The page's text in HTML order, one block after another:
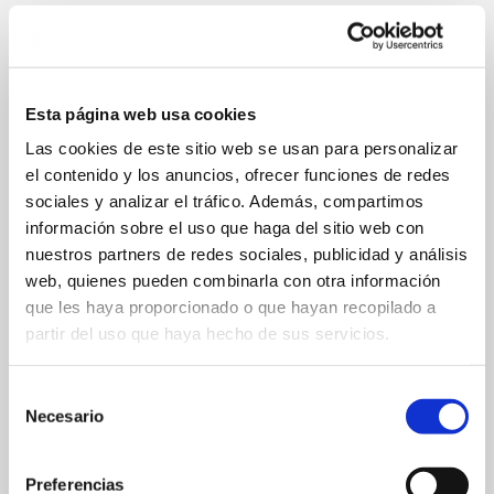
Esta página web usa cookies
Las cookies de este sitio web se usan para personalizar
el contenido y los anuncios, ofrecer funciones de redes
sociales y analizar el tráfico. Además, compartimos
información sobre el uso que haga del sitio web con
nuestros partners de redes sociales, publicidad y análisis
web, quienes pueden combinarla con otra información
que les haya proporcionado o que hayan recopilado a
partir del uso que haya hecho de sus servicios.
Necesario
Preferencias
LOS ESPACIOS Y SUS ARTISTAS
EDIFICIO DEL ENSANCHE (CIUDAD) Plaza del
Ensanche, 11.
Apertura: 18 de febrero
Horario: de lunes a domingo (excepto festivos), 8:00-
Obras y artistas: Jaia! de Taxio Ardanaz (Pamplona,
1978), Desescalada walks 2020, Helena Goñi (Bilbao,